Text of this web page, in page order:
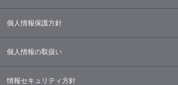
個人情報保護方針
個人情報の取扱い
情報セキュリティ方針